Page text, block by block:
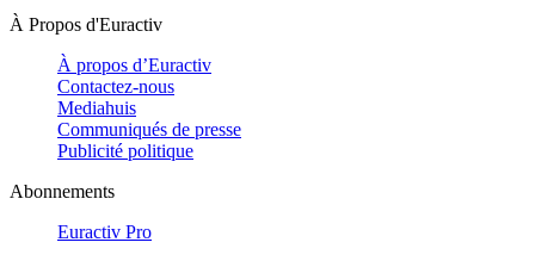
À Propos d'Euractiv
À propos d’Euractiv
Contactez-nous
Mediahuis
Communiqués de presse
Publicité politique
Abonnements
Euractiv Pro